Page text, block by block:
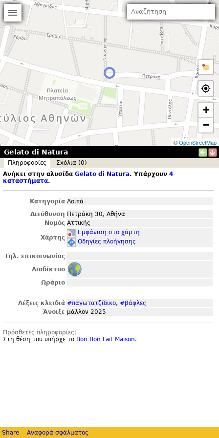
+
−
©OpenStreetMap
Gelato di Natura
Πληροφορίες
Σxόλια (0)
Ανήκει στην αλυσίδα Gelato di Natura. Υπάρχουν 4
καταστήματα.
Κατηγορία Λοιπά
Διεύθυνση Πετράκη 30, Αθήνα
Νομός Αττικής
Χάρτης
Εμφάνιση στο χάρτη
Οδηγίες πλοήγησης
Τηλ. επικοινωνίας
Διαδίκτυο
Ωράριο
Λέξεις κλειδιά #παγωτατζίδικο, #βάφλες
Άνοιξε μάλλον 2025
Πρόσθετες πληροφορίες:
Στη θέση του υπήρχε το Bon Bon Fait Maison.
Share Αναφορά σφάλματος